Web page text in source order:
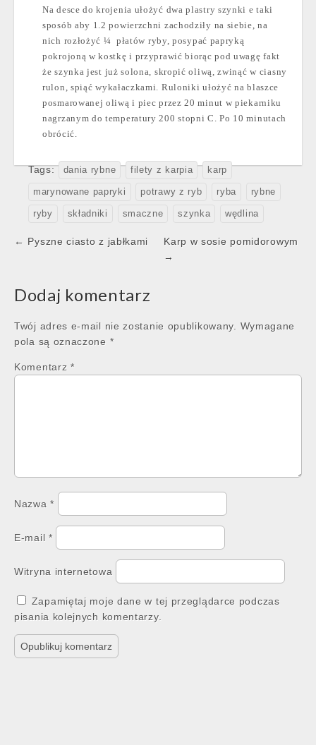
Na desce do krojenia ułożyć dwa plastry szynki e taki
sposób aby 1.2 powierzchni zachodziły na siebie, na
nich rozłożyć ¼ płatów ryby, posypać papryką
pokrojoną w kostkę i przyprawić biorąc pod uwagę fakt
że szynka jest już solona, skropić oliwą, zwinąć w ciasny
rulon, spiąć wykałaczkami. Ruloniki ułożyć na blaszce
posmarowanej oliwą i piec przez 20 minut w piekarniku
nagrzanym do temperatury 200 stopni C. Po 10 minutach
obrócić.
Tags: dania rybne filety z karpia karp
marynowane papryki potrawy z ryb ryba rybne
ryby składniki smaczne szynka wędlina
Post
← Pyszne ciasto z jabłkami
Karp w sosie pomidorowym
→
Dodaj komentarz
Twój adres e-mail nie zostanie opublikowany.
Wymagane
pola są oznaczone *
Komentarz *
Nazwa*
E-mail *
Witryna internetowa
Zapamiętaj moje dane w tej przeglądarce podczas
pisania kolejnych komentarzy.